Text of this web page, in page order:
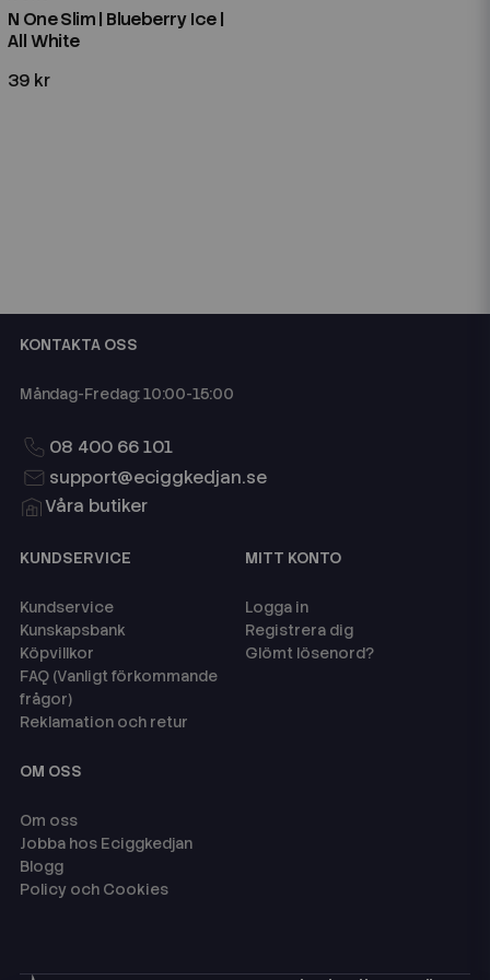
N One Slim | Blueberry Ice |
All White
39 kr
KONTAKTA OSS
Måndag-Fredag: 10:00-15:00
08 400 66 101
support@eciggkedjan.se
Våra butiker
KUNDSERVICE
Kundservice
Kunskapsbank
Köpvillkor
FAQ (Vanligt förkommande
frågor)
Reklamation och retur
MITT KONTO
Logga in
Registrera dig
Glömt lösenord?
OM OSS
Om oss
Jobba hos Eciggkedjan
Blogg
Policy och Cookies